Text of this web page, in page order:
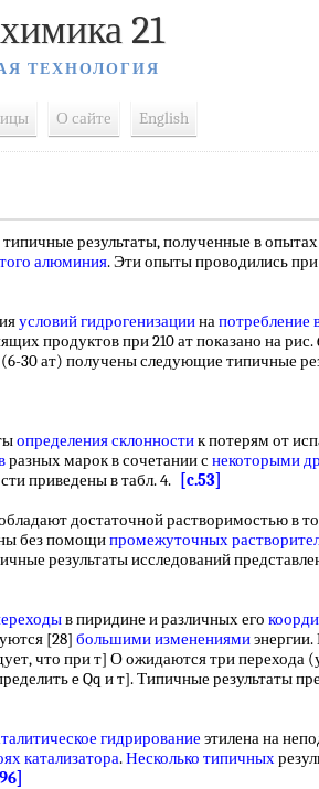
21
ТЕХНОЛОГИЯ
О сайте English
результаты, полученные в опытах
алюминия. Эти опыты проводились
условий гидрогенизациинапотребление
продуктов при 210 ат показано на
(6-30 ат) получены следующие типичные
определения склонностик потерям от
разных марок в сочетании снекоторыми
приведены в табл. 4.
[c.53]
достаточной растворимостью в
без помощипромежуточных
результаты исследований
в пиридине и различных его
[28] большими изменениямиэнергии.
что при т] О ожидаются три перехода
e Qq и т]. Типичные результаты
гидрирование этилена на
катализатора.Несколько типичных